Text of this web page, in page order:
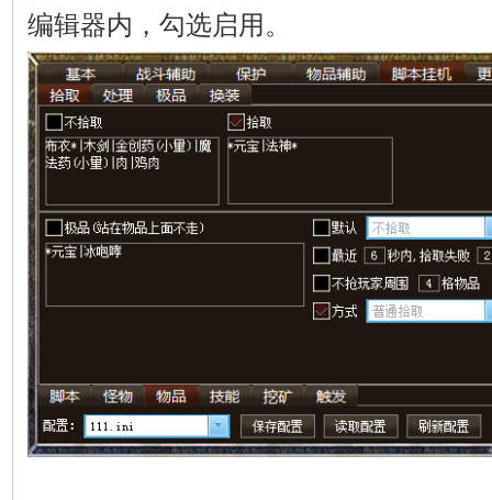
编辑器内，勾选启用。